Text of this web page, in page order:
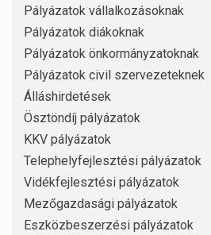
Pályázatok vállalkozásoknak
Pályázatok diákoknak
Pályázatok önkormányzatoknak
Pályázatok civil szervezeteknek
Álláshirdetések
Ösztöndíj pályázatok
KKV pályázatok
Telephelyfejlesztési pályázatok
Vidékfejlesztési pályázatok
Mezőgazdasági pályázatok
Eszközbeszerzési pályázatok